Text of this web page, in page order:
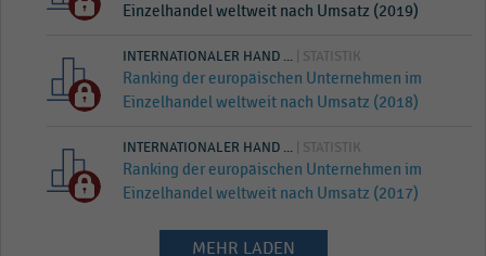
Einzelhandel weltweit nach Umsatz (2019)
INTERNATIONALER HAND ... | STATISTIK
Ranking der europäischen Unternehmen im
Einzelhandel weltweit nach Umsatz (2018)
INTERNATIONALER HAND ... | STATISTIK
Ranking der europäischen Unternehmen im
Einzelhandel weltweit nach Umsatz (2017)
MEHR LADEN